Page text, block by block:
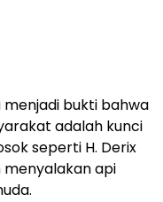
menjadi bukti bahwa
adalah kunci
seperti H. Derix
api